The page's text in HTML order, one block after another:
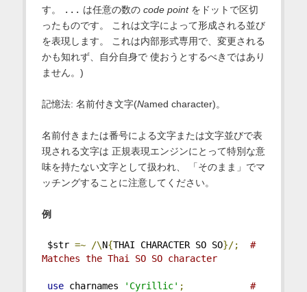
す。
... は任意の数の code pointをドットで区切
ったものです。 これは文字によって形成される並び
を表現します。 これは内部形式専用で、変更される
かも知れず、自分自身で 使おうとするべきではあり
ません。)
記憶法: 名前付き文字(Named character)。
名前付きまたは番号による文字または文字並びで表
現される文字は 正規表現エンジンにとって特別な意
味を持たない文字として扱われ、 「そのまま」でマ
ッチングすることに注意してください。
例
$str =~ /\N{THAI CHARACTER SO SO}/;
#
Matches the Thai SO SO character
use charnames 'Cyrillic' ;
#